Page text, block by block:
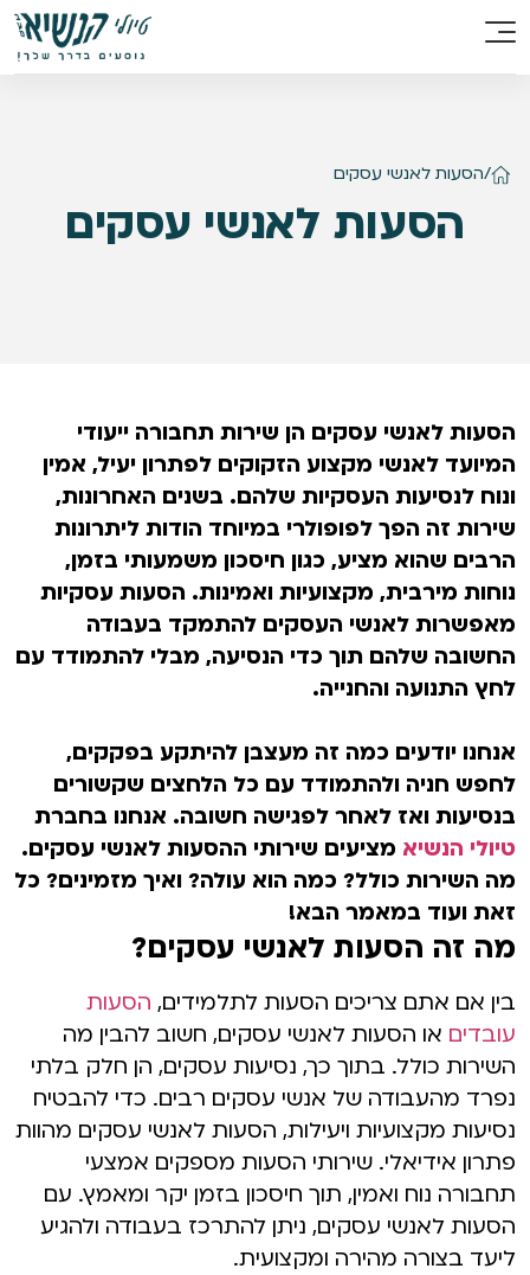
/הסעות לאנשי עסקים
הסעות לאנשי עסקים
הסעות לאנשי עסקים הן שירות תחבורה ייעודי
המיועד לאנשי מקצוע הזקוקים לפתרון יעיל, אמין
ונוח לנסיעות העסקיות שלהם. בשנים האחרונות,
שירות זה הפך לפופולרי במיוחד הודות ליתרונות
הרבים שהוא מציע, כגון חיסכון משמעותי בזמן,
נוחות מירבית, מקצועיות ואמינות. הסעות עסקיות
מאפשרות לאנשי העסקים להתמקד בעבודה
החשובה שלהם תוך כדי הנסיעה, מבלי להתמודד עם
לחץ התנועה והחנייה.
אנחנו יודעים כמה זה מעצבן להיתקע בפקקים,
לחפש חניה ולהתמודד עם כל הלחצים שקשורים
בנסיעות ואז לאחר לפגישה חשובה. אנחנו בחברת
טיולי הנשיא מציעים שירותי ההסעות לאנשי עסקים.
מה השירות כולל? כמה הוא עולה? ואיך מזמינים? כל
זאת ועוד במאמר הבא!
מה זה הסעות לאנשי עסקים?
בין אם אתם צריכים הסעות לתלמידים, הסעות
עובדים או הסעות לאנשי עסקים, חשוב להבין מה
השירות כולל. בתוך כך, נסיעות עסקים, הן חלק בלתי
נפרד מהעבודה של אנשי עסקים רבים. כדי להבטיח
נסיעות מקצועיות ויעילות, הסעות לאנשי עסקים מהוות
פתרון אידיאלי. שירותי הסעות מספקים אמצעי
תחבורה נוח ואמין, תוך חיסכון בזמן יקר ומאמץ. עם
הסעות לאנשי עסקים, ניתן להתרכז בעבודה ולהגיע
ליעד בצורה מהירה ומקצועית.